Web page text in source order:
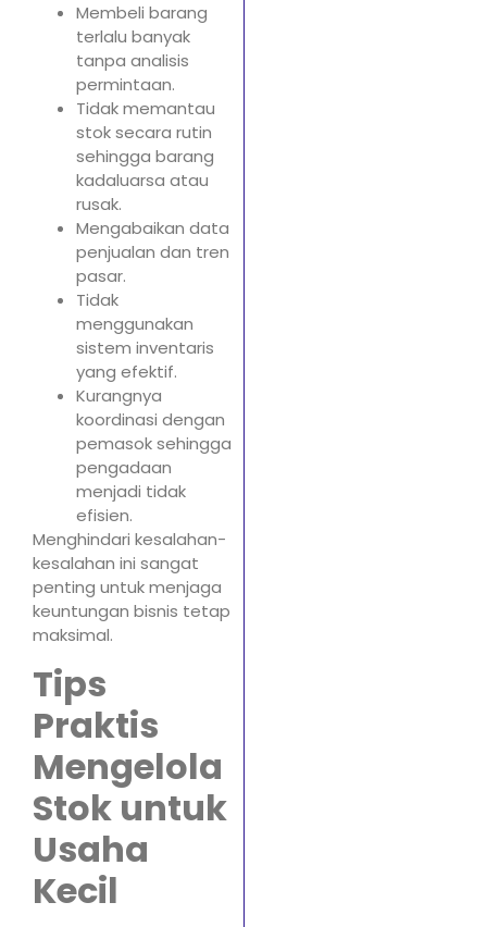
Membeli barang
terlalu banyak
tanpa analisis
permintaan.
Tidak memantau
stok secara rutin
sehingga barang
kadaluarsa atau
rusak.
Mengabaikan data
penjualan dan tren
pasar.
Tidak
menggunakan
sistem inventaris
yang efektif.
Kurangnya
koordinasi dengan
pemasok sehingga
pengadaan
menjadi tidak
efisien.
Menghindari kesalahan-
kesalahan ini sangat
penting untuk menjaga
keuntungan bisnis tetap
maksimal.
Tips
Praktis
Mengelola
Stok untuk
Usaha
Kecil